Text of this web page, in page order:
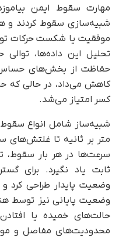
مهارت سقوط ایمن
شبیه‌سازی سقوط کردند و هر
موفقیت یا شکست حرکات
تحلیل این داده‌ها، توالی
حفاظت از بخش‌های حساس
کاهش می‌داد، در حالی که
کسر امتیاز می‌شد.
شبیه‌ساز شامل انواع
متر بر ثانیه تا
سرعت‌ها در هر بار سقوط،
وضعیت پایانی نیز توسط
حالت‌های خمیده یا
محدودیت‌های مفاصل و